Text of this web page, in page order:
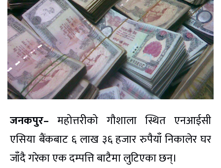
जनकपुर– महोत्तरीको गौशाला स्थित एनआईसी
एसिया बैंकबाट ६ लाख ३६ हजार रुपैयाँ निकालेर घर
जाँदै गरेका एक दम्पत्ति बाटैमा लुटिएका छन्।